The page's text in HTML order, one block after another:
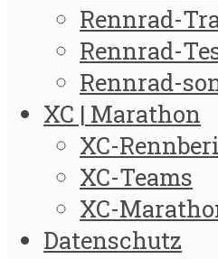
Rennrad-
Rennrad-
Rennrad-
XC | Marathon
XC-
XC-Teams
XC-
Datenschutz